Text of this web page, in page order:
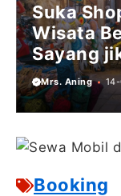
Suka
Wisata
Sayang
Mrs. Aning
Booking